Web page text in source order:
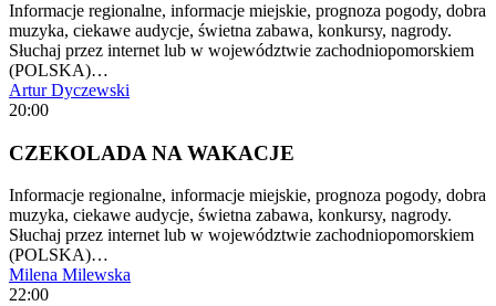
Informacje regionalne, informacje miejskie, prognoza pogody, dobra
muzyka, ciekawe audycje, świetna zabawa, konkursy, nagrody.
Słuchaj przez internet lub w województwie zachodniopomorskiem
(POLSKA)…
Artur Dyczewski
20:00
CZEKOLADA NA WAKACJE
Informacje regionalne, informacje miejskie, prognoza pogody, dobra
muzyka, ciekawe audycje, świetna zabawa, konkursy, nagrody.
Słuchaj przez internet lub w województwie zachodniopomorskiem
(POLSKA)…
Milena Milewska
22:00